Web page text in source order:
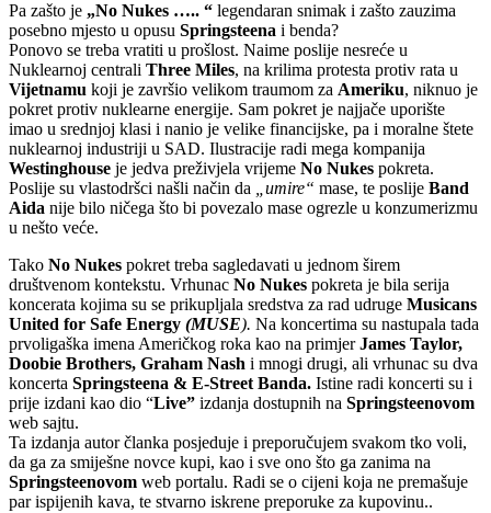
Pa zašto je „No Nukes ….. “ legendaran snimak i zašto zauzima
posebno mjesto u opusu Springsteena i benda?
Ponovo se treba vratiti u prošlost. Naime poslije nesreće u
Nuklearnoj centrali Three Miles, na krilima protesta protiv rata u
Vijetnamu koji je završio velikom traumom za Ameriku, niknuo je
pokret protiv nuklearne energije. Sam pokret je najjače uporište
imao u srednjoj klasi i nanio je velike financijske, pa i moralne štete
nuklearnoj industriji u SAD. Ilustracije radi mega kompanija
Westinghouse je jedva preživjela vrijeme No Nukes pokreta.
Poslije su vlastodršci našli način da „umire“ mase, te poslije Band
Aida nije bilo ničega što bi povezalo mase ogrezle u konzumerizmu
u nešto veće.
Tako No Nukes pokret treba sagledavati u jednom širem
društvenom kontekstu. Vrhunac No Nukes pokreta je bila serija
koncerata kojima su se prikupljala sredstva za rad udruge Musicans
United for Safe Energy (MUSE). Na koncertima su nastupala tada
prvoligaška imena Američkog roka kao na primjerJames Taylor,
Doobie Brothers, Graham Nash i mnogi drugi, ali vrhunac su dva
koncerta Springsteena & E-Street Banda. Istine radi koncerti su i
prije izdani kao dio “Live” izdanja dostupnih na Springsteenovom
web sajtu.
Ta izdanja autor članka posjeduje i preporučujem svakom tko voli,
da ga za smiješne novce kupi, kao i sve ono što ga zanima na
Springsteenovom web portalu. Radi se o cijeni koja ne premašuje
par ispijenih kava, te stvarno iskrene preporuke za kupovinu..